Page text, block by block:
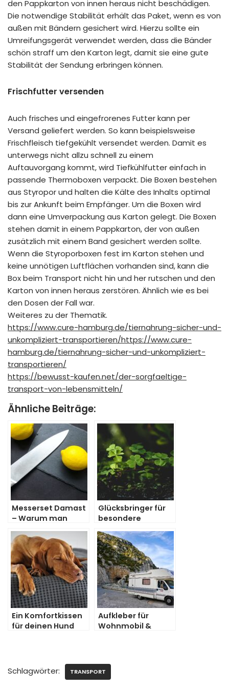
den Pappkarton von innen heraus nicht beschädigen.
Die notwendige Stabilität erhält das Paket, wenn es von
außen mit Bändern gesichert wird. Hierzu sollte ein
Umreifungsgerät verwendet werden, dass die Bänder
schön straff um den Karton legt, damit sie eine gute
Stabilität der Sendung erbringen können.
Frischfutter versenden
Auch frisches und eingefrorenes Futter kann per
Versand geliefert werden. So kann beispielsweise
Frischfleisch tiefgekühlt versendet werden. Damit es
unterwegs nicht allzu schnell zu einem
Auftauvorgang kommt, wird Tiefkühlfuttereinfach in
passende Thermoboxen verpackt. Die Boxen bestehen
aus Styropor und halten die Kälte des Inhalts optimal
bis zur Ankunft beim Empfänger. Um die Boxen wird
dann eine Umverpackung aus Karton gelegt. Die Boxen
stehen damit in einem Pappkarton, der von außen
zusätzlich mit einem Band gesichert werden sollte.
Wenn die Styroporboxen fest im Karton stehen und
keine unnötigen Luftflächen vorhanden sind, kann die
Box beim Transport nicht hin und her rutschen und den
Karton von innen heraus zerstören. Ähnlich wie es bei
den Dosen der Fall war.
Weiteres zu der Thematik.
https://www.cure-hamburg.de/tiernahrung-sicher-und-
unkompliziert-transportieren/https://www.cure-
hamburg.de/tiernahrung-sicher-und-unkompliziert-
transportieren/
https://bewusst-kaufen.net/der-sorgfaeltige-
transport-von-lebensmitteln/
Ähnliche Beiträge:
Messerset Damast
– Warum man
damit alles richtig
macht!
Glücksbringer für
besondere
Lebenssituationen
Ein Komfortkissen
für deinen Hund
Aufkleber für
Wohnmobil &
Schlagwörter: TRANSPORT